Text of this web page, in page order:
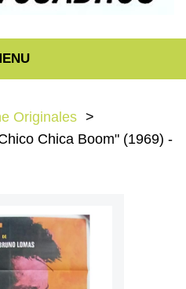
Originales
Chica Boom" (1969) -